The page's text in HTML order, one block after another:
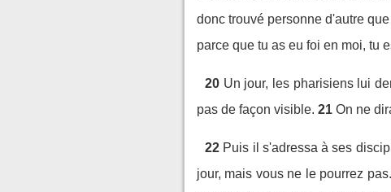
donc trouvé personne d'autre
parce que tu as eu foi en moi, tu
20 Un jour, les pharisiens lui
pas de façon visible. 21 On ne
22 Puis il s'adressa à ses
jour, mais vous ne le pourrez pas.